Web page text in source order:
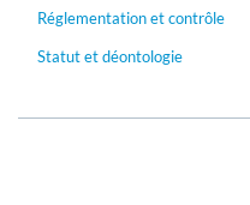
Réglementation et contrôle
Statut et déontologie